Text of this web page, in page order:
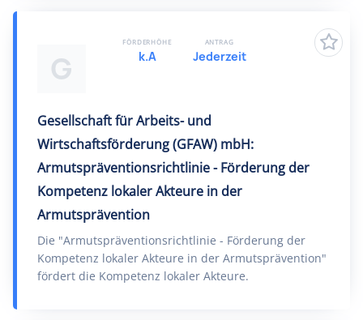
G
Gesellschaft für Arbeits- und
Wirtschaftsförderung (GFAW) mbH:
Armutspräventionsrichtlinie - Förderung der
Kompetenz lokaler Akteure in der
Armutsprävention
Die "Armutspräventionsrichtlinie - Förderung der
Kompetenz lokaler Akteure in der Armutsprävention"
fördert die Kompetenz lokaler Akteure.
FÖRDERHÖHE
k.A
ANTRAG
Jederzeit